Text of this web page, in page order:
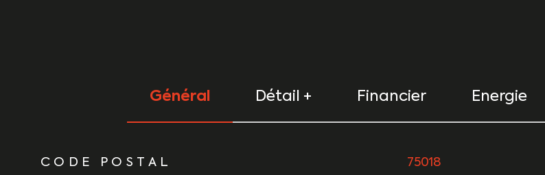
Général Détail + Financier Energie
TRAD_ZEPHYR_Caracteristique
CODE POSTAL 75018